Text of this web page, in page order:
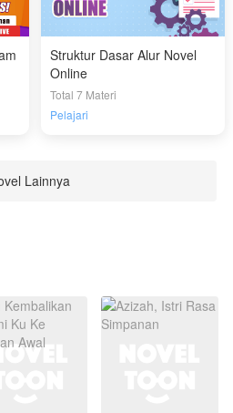
Struktur Dasar Alur Novel
Online
Total 7 Materi
Pelajari
Lainnya